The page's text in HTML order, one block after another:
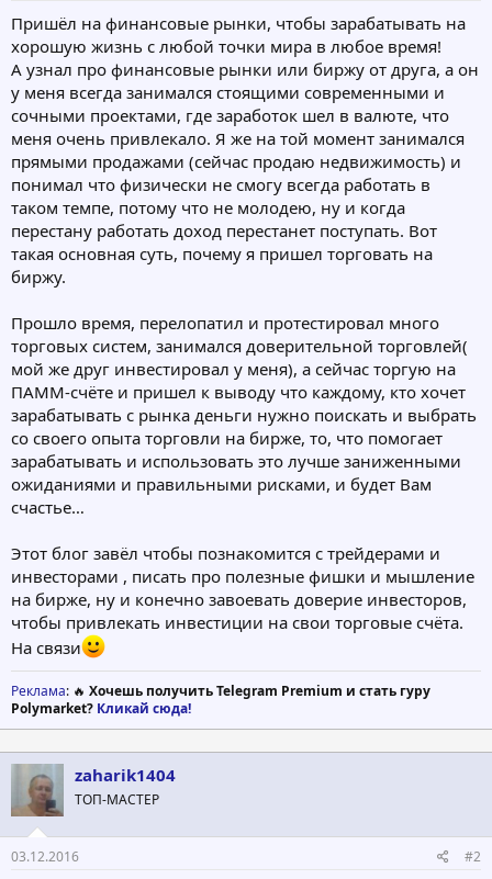
а
Пришёл на финансовые рынки, чтобы зарабатывать на
хорошую жизнь с любой точки мира в любое время!
А узнал про финансовые рынки или биржу от друга, а он
у меня всегда занимался стоящими современными и
сочными проектами, где заработок шел в валюте, что
меня очень привлекало. Я же на той момент занимался
прямыми продажами (сейчас продаю недвижимость) и
понимал что физически не смогу всегда работать в
таком темпе, потому что не молодею, ну и когда
перестану работать доход перестанет поступать. Вот
такая основная суть, почему я пришел торговать на
биржу.
Прошло время, перелопатил и протестировал много
торговых систем, занимался доверительной торговлей(
мой же друг инвестировал у меня), а сейчас торгую на
ПАММ-счёте и пришел к выводу что каждому, кто хочет
зарабатывать с рынка деньги нужно поискать и выбрать
со своего опыта торговли на бирже, то, что помогает
зарабатывать и использовать это лучше заниженными
ожиданиями и правильными рисками, и будет Вам
счастье…
Этот блог завёл чтобы познакомится с трейдерами и
инвесторами , писать про полезные фишки и мышление
на бирже, ну и конечно завоевать доверие инвесторов,
чтобы привлекать инвестиции на свои торговые счёта.
На связи
Реклама: 🔥 Хочешь получить Telegram Premium и стать гуру
Polymarket? Кликай сюда!
zaharik1404
ТОП-МАСТЕР
03.12.2016 #2